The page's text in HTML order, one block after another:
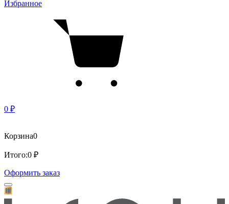
Избранное
0 ₽
Корзина0
Итого:0 ₽
Оформить заказ